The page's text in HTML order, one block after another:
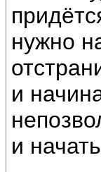
нужно
и
и